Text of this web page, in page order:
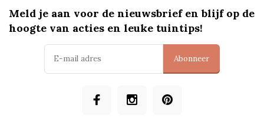
Meld je aan voor de nieuwsbrief en blijf op de
hoogte van acties en leuke tuintips!
Abonneer